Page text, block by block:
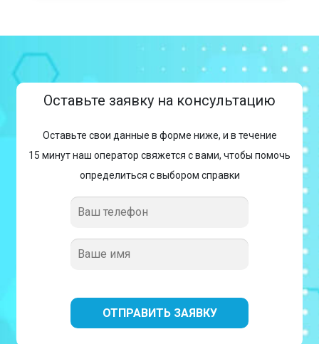
Оставьте заявку на консультацию
Оставьте свои данные в форме ниже, и в течение
15 минут наш оператор свяжется с вами, чтобы помочь
определиться с выбором справки